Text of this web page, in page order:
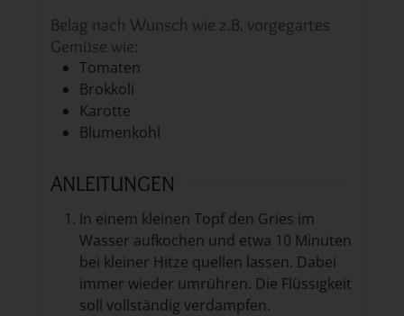
Belag nach Wunsch wie z.B. vorgegartes
Gemüse wie:
Tomaten
Brokkoli
Karotte
Blumenkohl
ANLEITUNGEN
In einem kleinen Topf den Gries im
Wasser aufkochen und etwa 10 Minuten
bei kleiner Hitze quellen lassen. Dabei
immer wieder umrühren. Die Flüssigkeit
soll vollständig verdampfen.